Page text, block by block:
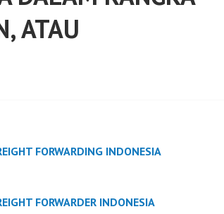
ATAU
FORWARDING INDONESIA
FORWARDER INDONESIA